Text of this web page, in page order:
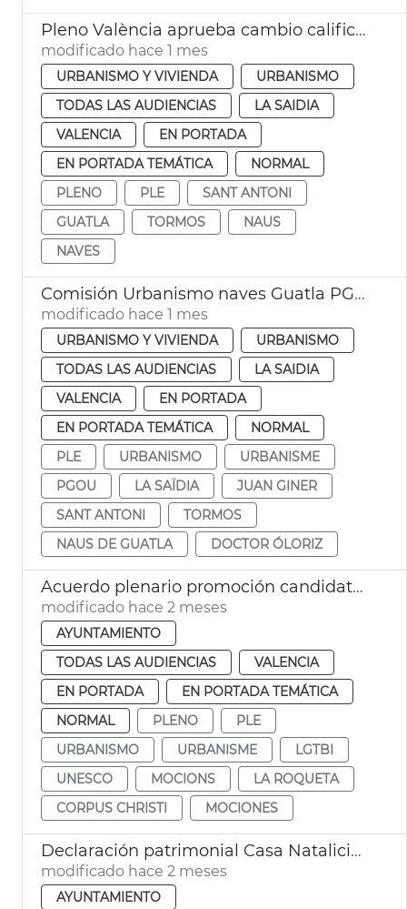
Pleno València aprueba cambio calificación naves Guatla
modificado hace 1 mes
URBANISMO Y VIVIENDA
URBANISMO
TODAS LAS AUDIENCIAS
LA SAIDIA
VALENCIA
EN PORTADA
EN PORTADA TEMÁTICA
NORMAL
PLENO
PLE
SANT ANTONI
GUATLA
TORMOS
NAUS
NAVES
Comisión Urbanismo naves Guatla PGOU
modificado hace 1 mes
URBANISMO Y VIVIENDA
URBANISMO
TODAS LAS AUDIENCIAS
LA SAIDIA
VALENCIA
EN PORTADA
EN PORTADA TEMÁTICA
NORMAL
PLE
URBANISMO
URBANISME
PGOU
LA SAÏDIA
JUAN GINER
SANT ANTONI
TORMOS
NAUS DE GUATLA
DOCTOR ÓLORIZ
Acuerdo plenario promoción candidatura Corpus Patrimonio Cultural Unesco
modificado hace 2 meses
AYUNTAMIENTO
TODAS LAS AUDIENCIAS
VALENCIA
EN PORTADA
EN PORTADA TEMÁTICA
NORMAL
PLENO
PLE
URBANISMO
URBANISME
LGTBI
UNESCO
MOCIONS
LA ROQUETA
CORPUS CHRISTI
MOCIONES
Declaración patrimonial Casa Natalicia San Vicente Ferrer y Teatro Olympia València
modificado hace 2 meses
AYUNTAMIENTO